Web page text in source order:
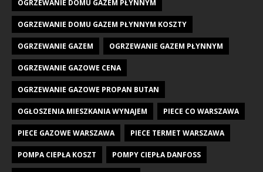
OGRZEWANIE DOMU GAZEM PŁYNNYM
OGRZEWANIE DOMU GAZEM PŁYNNYM KOSZTY
OGRZEWANIE GAZEM OGRZEWANIE GAZEM PŁYNNYM
OGRZEWANIE GAZOWE CENA
OGRZEWANIE GAZOWE PROPAN BUTAN
OGŁOSZENIA MIESZKANIA WYNAJEM PIECE CO WARSZAWA
PIECE GAZOWE WARSZAWA PIECE TERMET WARSZAWA
POMPA CIEPŁA KOSZT POMPY CIEPŁA DANFOSS